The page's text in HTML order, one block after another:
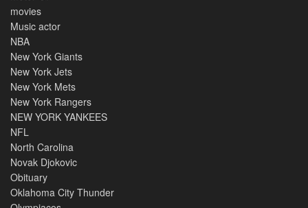
movies
Music actor
NBA
New York Giants
New York Jets
New York Mets
New York Rangers
NEW YORK YANKEES
NFL
North Carolina
Novak Djokovic
Obituary
Oklahoma City Thunder